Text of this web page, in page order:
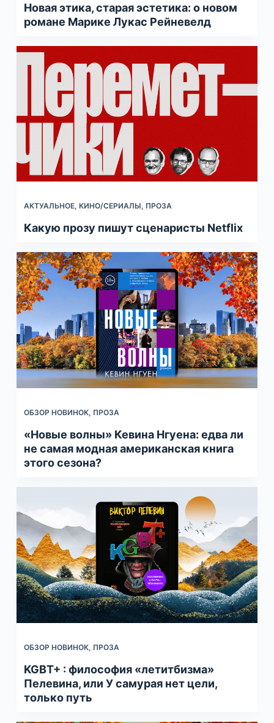
Новая этика, старая эстетика: о новом
романе Марике Лукас Рейневелд
АКТУАЛЬНОЕ, КИНО/СЕРИАЛЫ, ПРОЗА
Какую прозу пишут сценаристы Netflix
ОБЗОР НОВИНОК, ПРОЗА
«Новые волны» Кевина Нгуена: едва ли
не самая модная американская книга
этого сезона?
ОБЗОР НОВИНОК, ПРОЗА
KGBT+ : философия «летитбизма»
Пелевина, или У самурая нет цели,
только путь